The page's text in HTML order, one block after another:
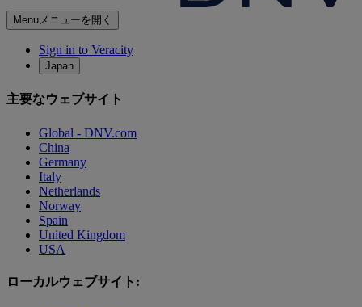
Menuメニューを開く
Sign in to Veracity
Japan
主要なウェブサイト
Global - DNV.com
China
Germany
Italy
Netherlands
Norway
Spain
United Kingdom
USA
ローカルウェブサイト: